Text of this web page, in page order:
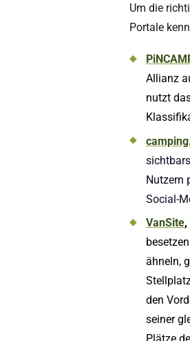
Um die
Portale
Allianz
nutzt
Nutzern
Social-
VanSite,
ähneln,
den
seiner